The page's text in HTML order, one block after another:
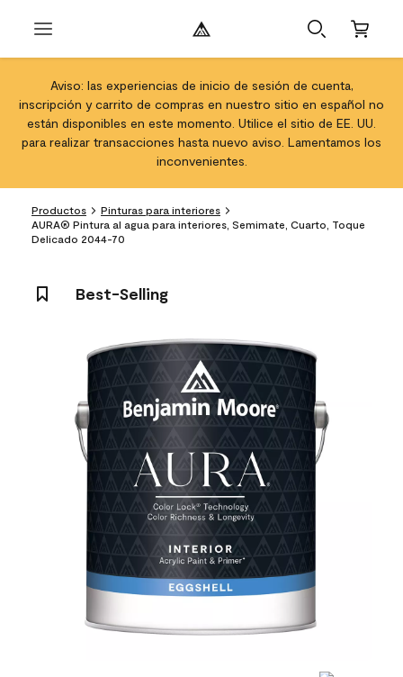
Aviso: las experiencias de inicio de sesión de cuenta,
inscripción y carrito de compras en nuestro sitio en español no
están disponibles en este momento. Utilice el sitio de EE. UU.
para realizar transacciones hasta nuevo aviso. Lamentamos los
inconvenientes.
Productos
Pinturas para interiores
AURA® Pintura al agua para interiores, Semimate, Cuarto, Toque
Delicado 2044-70
Best-Selling